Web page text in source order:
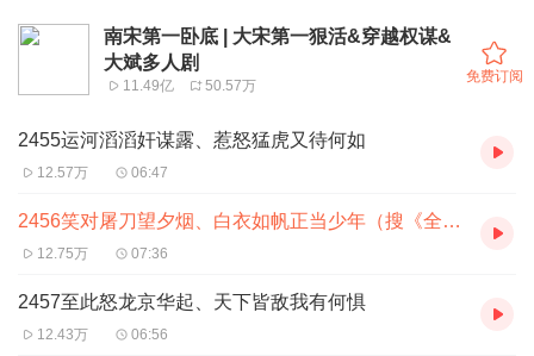
南宋第一卧底 | 大宋第一狠活&穿越权谋&
大斌多人剧
11.49亿 50.57万
免费订阅
2455运河滔滔奸谋露、惹怒猛虎又待何如
12.57万 06:47
2456笑对屠刀望夕烟、白衣如帆正当少年（搜《全军列阵》）
12.75万 07:36
2457至此怒龙京华起、天下皆敌我有何惧
12.43万 06:56